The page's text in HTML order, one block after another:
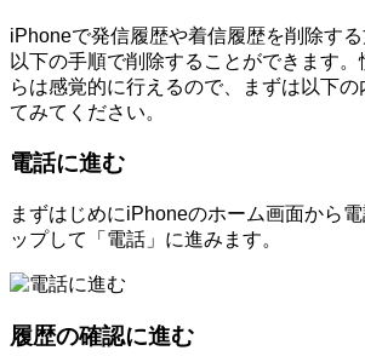
iPhoneで発信履歴や着信履歴を削除する
以下の手順で削除することができます
らは感覚的に行えるので、まずは以下
てみてください。
電話に進む
まずはじめにiPhoneのホーム画面から
ップして「電話」に進みます。
履歴の確認に進む